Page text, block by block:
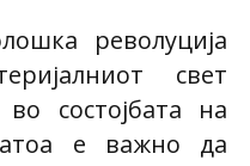
револуција
свет
состојбата на
е важно да